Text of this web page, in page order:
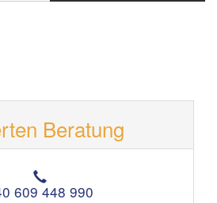
Beratung
T
e
609 448 990